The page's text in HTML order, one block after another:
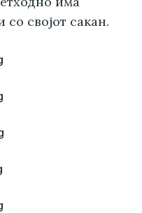
својот сакан.